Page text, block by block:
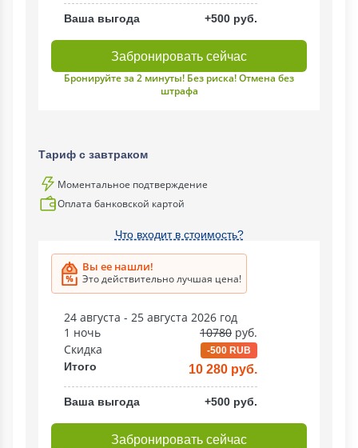
Ваша выгода +500 руб.
Забронировать сейчас
Бронируйте за 2 минуты! Без риска! Отмена без
штрафа
Тариф с завтраком
Моментальное подтверждение
Оплата банковской картой
Что входит в стоимость?
Вы ее нашли!
Это действительно лучшая цена!
24 августа - 25 августа 2026 год
1 ночь
10780 руб.
Скидка
-500 RUB
Итого 10 280 руб.
Ваша выгода +500 руб.
Забронировать сейчас